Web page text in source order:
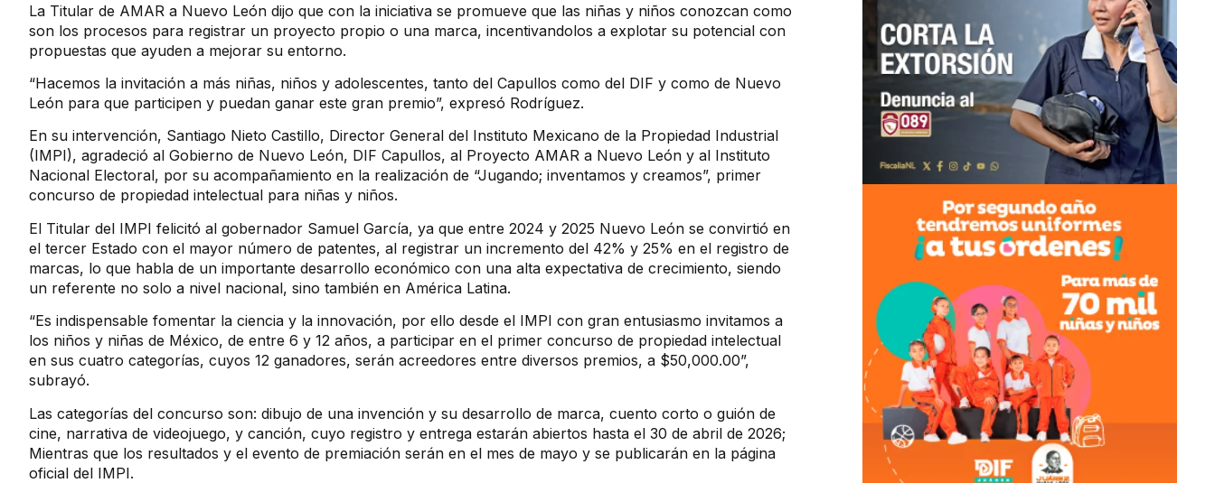
La Titular de AMAR a Nuevo León dijo que con la iniciativa se promueve que las niñas y niños conozcan como
son los procesos para registrar un proyecto propio o una marca, incentivandolos a explotar su potencial con
propuestas que ayuden a mejorar su entorno.
“Hacemos la invitación a más niñas, niños y adolescentes, tanto del Capullos como del DIF y como de Nuevo
León para que participen y puedan ganar este gran premio”, expresó Rodríguez.
En su intervención, Santiago Nieto Castillo, Director General del Instituto Mexicano de la Propiedad Industrial
(IMPI), agradeció al Gobierno de Nuevo León, DIF Capullos, al Proyecto AMAR a Nuevo León y al Instituto
Nacional Electoral, por su acompañamiento en la realización de “Jugando; inventamos y creamos”, primer
concurso de propiedad intelectual para niñas y niños.
El Titular del IMPI felicitó al gobernador Samuel García, ya que entre 2024 y 2025 Nuevo León se convirtió en
el tercer Estado con el mayor número de patentes, al registrar un incremento del 42% y 25% en el registro de
marcas, lo que habla de un importante desarrollo económico con una alta expectativa de crecimiento, siendo
un referente no solo a nivel nacional, sino también en América Latina.
“Es indispensable fomentar la ciencia y la innovación, por ello desde el IMPI con gran entusiasmo invitamos a
los niños y niñas de México, de entre 6 y 12 años, a participar en el primer concurso de propiedad intelectual
en sus cuatro categorías, cuyos 12 ganadores, serán acreedores entre diversos premios, a $50,000.00”,
subrayó.
Las categorías del concurso son: dibujo de una invención y su desarrollo de marca, cuento corto o guión de
cine, narrativa de videojuego, y canción, cuyo registro y entrega estarán abiertos hasta el 30 de abril de 2026;
Mientras que los resultados y el evento de premiación serán en el mes de mayo y se publicarán en la página
oficial del IMPI.